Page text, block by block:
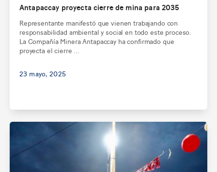
Antapaccay proyecta cierre de mina para 2035
Representante manifestó que vienen trabajando con
responsabilidad ambiental y social en todo este proceso.
La Compañía Minera Antapaccay ha confirmado que
proyecta el cierre ...
23 mayo, 2025